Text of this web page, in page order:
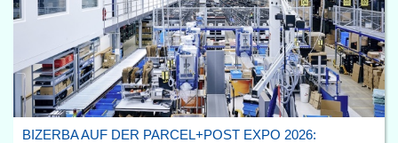
BIZERBA AUF DER PARCEL+POST EXPO 2026: